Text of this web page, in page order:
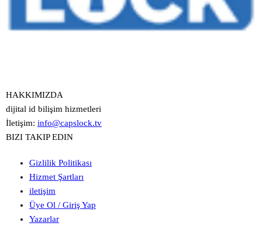
HAKKIMIZDA
dijital id bilişim hizmetleri
İletişim: info@capslock.tv
BIZI TAKIP EDIN
Gizlilik Politikası
Hizmet Şartları
iletişim
Üye Ol / Giriş Yap
Yazarlar